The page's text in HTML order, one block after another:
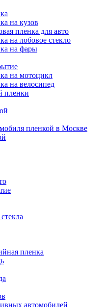
на кузов
пленка для авто
на лобовое стекло
на фары
на мотоцикл
на велосипед
пленки
пленкой в Москве
пленка
автомобилей